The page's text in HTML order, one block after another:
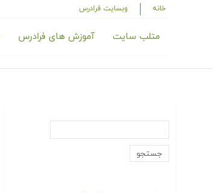
خانه وبسایت فرادرس
متلب سایت آموزش های فرادرس